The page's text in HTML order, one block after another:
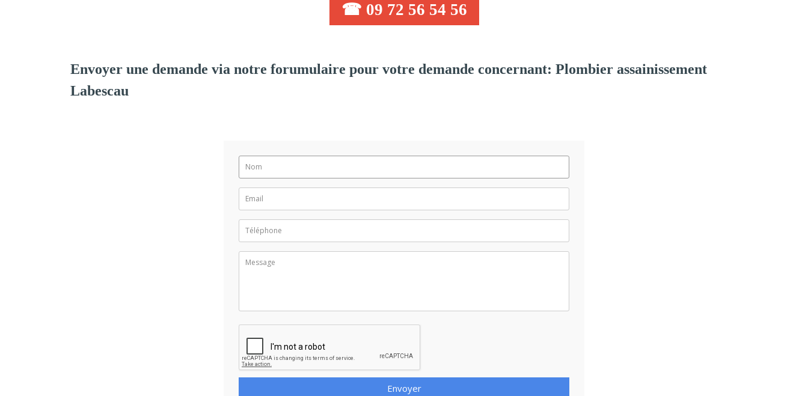
☎ 09 72 56 54 56
Envoyer une demande via notre forumulaire pour votre demande concernant: Plombier assainissement
Labescau
Envoyer